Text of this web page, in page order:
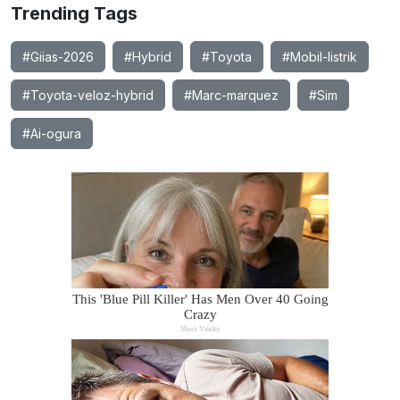
Trending Tags
#Giias-2026 #Hybrid #Toyota #Mobil-listrik
#Toyota-veloz-hybrid #Marc-marquez #Sim
#Ai-ogura